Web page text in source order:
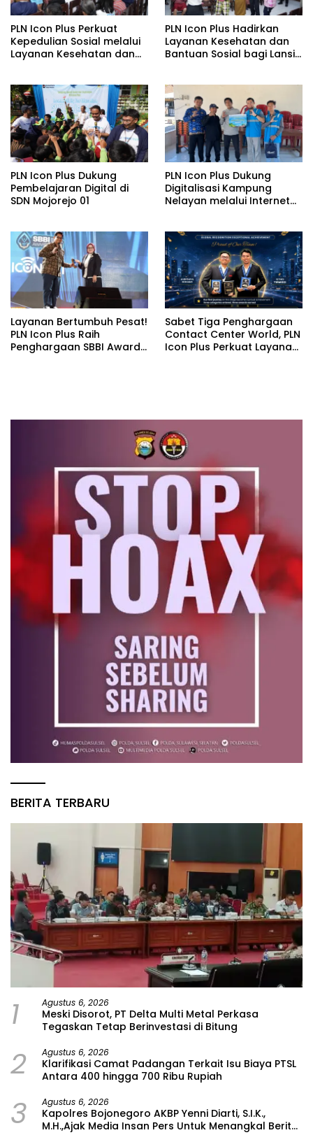
PLN Icon Plus Perkuat
Kepedulian Sosial melalui
Layanan Kesehatan dan
PLN Icon Plus Hadirkan
Layanan Kesehatan dan
Bantuan Sosial bagi Lansia
PLN Icon Plus Dukung
Pembelajaran Digital di
SDN Mojorejo 01
PLN Icon Plus Dukung
Digitalisasi Kampung
Nelayan melalui Internet
Layanan Bertumbuh Pesat!
PLN Icon Plus Raih
Penghargaan SBBI Awards
Sabet Tiga Penghargaan
Contact Center World, PLN
Icon Plus Perkuat Layanan
BERITA TERBARU
1 Agustus 6, 2026
Meski Disorot, PT Delta Multi Metal Perkasa
Tegaskan Tetap Berinvestasi di Bitung
2 Agustus 6, 2026
Klarifikasi Camat Padangan Terkait Isu Biaya PTSL
Antara 400 hingga 700 Ribu Rupiah
3 Agustus 6, 2026
Kapolres Bojonegoro AKBP Yenni Diarti, S.I.K.,
M.H.,Ajak Media Insan Pers Untuk Menangkal Berita